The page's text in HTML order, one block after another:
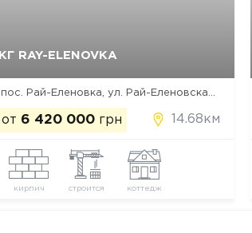
КГ RAY-ELENOVKA
от 6 420 000 грн 14.68км
кирпич строится коттедж
Да, удалить